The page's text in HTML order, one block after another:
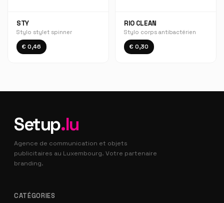
STY
Stylo stylet spinner
€ 0,46
RIO CLEAN
Stylo corps antibactérien
€ 0,30
Setup.lu
Agence de communication et objets
publicitaires au Luxembourg. Votre partenaire
branding.
CATÉGORIES